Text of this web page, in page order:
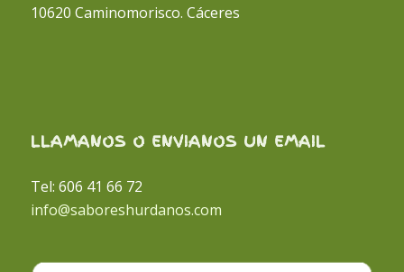
10620 Caminomorisco. Cáceres
LLAMANOS O ENVIANOS UN EMAIL
Tel: 606 41 66 72
info@saboreshurdanos.com